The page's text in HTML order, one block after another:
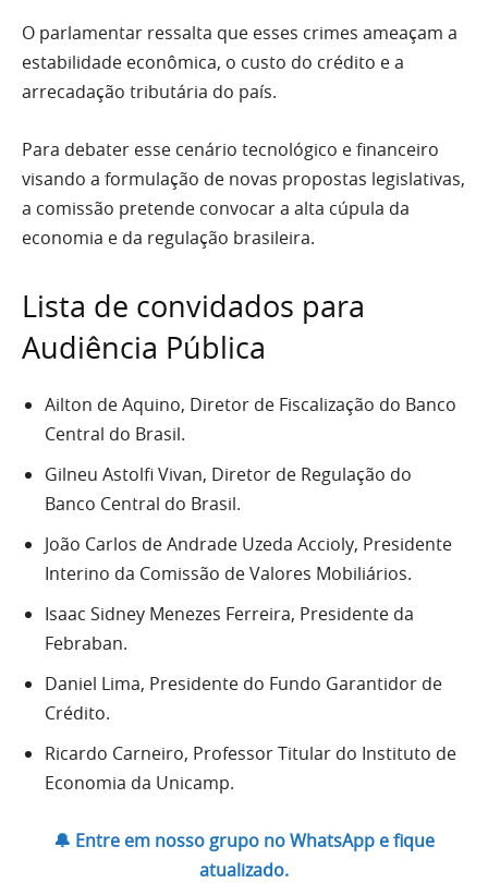
O parlamentar ressalta que esses crimes ameaçam a
estabilidade econômica, o custo do crédito e a
arrecadação tributária do país.
Para debater esse cenário tecnológico e financeiro
visando a formulação de novas propostas legislativas,
a comissão pretende convocar a alta cúpula da
economia e da regulação brasileira.
Lista de convidados para
Audiência Pública
Ailton de Aquino, Diretor de Fiscalização do Banco
Central do Brasil.
Gilneu Astolfi Vivan, Diretor de Regulação do
Banco Central do Brasil.
João Carlos de Andrade Uzeda Accioly, Presidente
Interino da Comissão de Valores Mobiliários.
Isaac Sidney Menezes Ferreira, Presidente da
Febraban.
Daniel Lima, Presidente do Fundo Garantidor de
Crédito.
Ricardo Carneiro, Professor Titular do Instituto de
Economia da Unicamp.
🔔 Entre em nosso grupo no WhatsApp e fique
atualizado.